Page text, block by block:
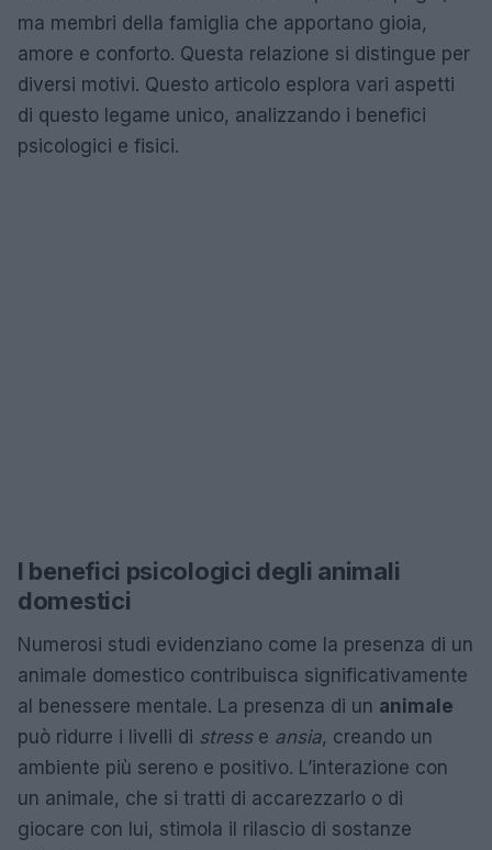
ma membri della famiglia che apportano gioia,
amore e conforto. Questa relazione si distingue per
diversi motivi. Questo articolo esplora vari aspetti
di questo legame unico, analizzando i benefici
psicologici e fisici.
I benefici psicologici degli animali
domestici
Numerosi studi evidenziano come la presenza di un
animale domestico contribuisca significativamente
al benessere mentale. La presenza di un animale
può ridurre i livelli di stresse ansia, creando un
ambiente più sereno e positivo. L’interazione con
un animale, che si tratti di accarezzarlo o di
giocare con lui, stimola il rilascio di sostanze